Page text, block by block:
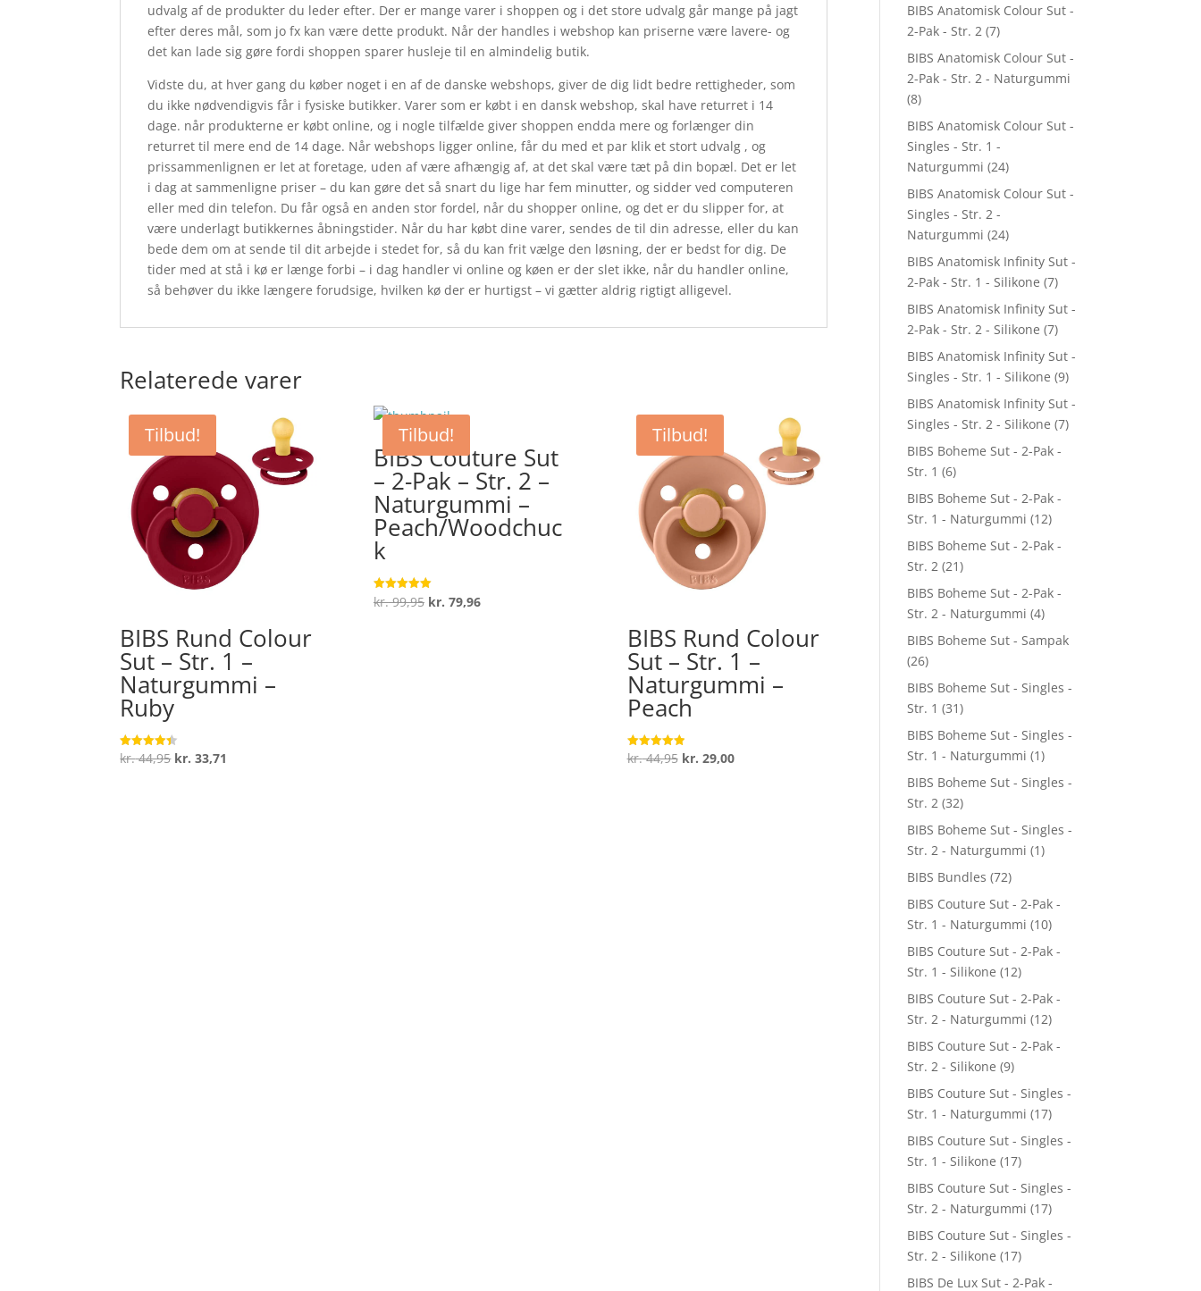
udvalg af de produkter du leder efter. Der er mange varer i shoppen og i det store udvalg går mange på jagt
efter deres mål, som jo fx kan være dette produkt. Når der handles i webshop kan priserne være lavere- og
det kan lade sig gøre fordi shoppen sparer husleje til en almindelig butik.
Vidste du, at hver gang du køber noget i en af de danske webshops, giver de dig lidt bedre rettigheder, som
du ikke nødvendigvis får i fysiske butikker. Varer som er købt i en dansk webshop, skal have returret i 14
dage. når produkterne er købt online, og i nogle tilfælde giver shoppen endda mere og forlænger din
returret til mere end de 14 dage. Når webshops ligger online, får du med et par klik et stort udvalg , og
prissammenlignen er let at foretage, uden af være afhængig af, at det skal være tæt på din bopæl. Det er let
i dag at sammenligne priser – du kan gøre det så snart du lige har fem minutter, og sidder ved computeren
eller med din telefon. Du får også en anden stor fordel, når du shopper online, og det er du slipper for, at
være underlagt butikkernes åbningstider. Når du har købt dine varer, sendes de til din adresse, eller du kan
bede dem om at sende til dit arbejde i stedet for, så du kan frit vælge den løsning, der er bedst for dig. De
tider med at stå i kø er længe forbi – i dag handler vi online og køen er der slet ikke, når du handler online,
så behøver du ikke længere forudsige, hvilken kø der er hurtigst – vi gætter aldrig rigtigt alligevel.
Relaterede varer
Tilbud!
BIBS Rund Colour
Sut – Str. 1 –
Naturgummi –
Ruby
Vurderet
4.4
kr.44,95 Den
kr. 33,71
Tilbud!
BIBS Couture Sut
– 2-Pak – Str. 2 –
Naturgummi –
Peach/Woodchuc
k
Vurderet
5
kr.99,95 Den
kr. 79,96Den
Tilbud!
BIBS Rund Colour
Sut – Str. 1 –
Naturgummi –
Peach
Vurderet
5
kr.44,95 Den
kr. 29,00Den
BIBS Anatomisk Colour Sut -
2-Pak - Str. 2 (7)
BIBS Anatomisk Colour Sut -
2-Pak - Str. 2 - Naturgummi
(8)
BIBS Anatomisk Colour Sut -
Singles - Str. 1 -
Naturgummi (24)
BIBS Anatomisk Colour Sut -
Singles - Str. 2 -
Naturgummi (24)
BIBS Anatomisk Infinity Sut -
2-Pak - Str. 1 - Silikone (7)
BIBS Anatomisk Infinity Sut -
2-Pak - Str. 2 - Silikone (7)
BIBS Anatomisk Infinity Sut -
Singles - Str. 1 - Silikone (9)
BIBS Anatomisk Infinity Sut -
Singles - Str. 2 - Silikone (7)
BIBS Boheme Sut - 2-Pak -
Str. 1 (6)
BIBS Boheme Sut - 2-Pak -
Str. 1 - Naturgummi (12)
BIBS Boheme Sut - 2-Pak -
Str. 2 (21)
BIBS Boheme Sut - 2-Pak -
Str. 2 - Naturgummi (4)
BIBS Boheme Sut - Sampak
(26)
BIBS Boheme Sut - Singles -
Str. 1 (31)
BIBS Boheme Sut - Singles -
Str. 1 - Naturgummi (1)
BIBS Boheme Sut - Singles -
Str. 2 (32)
BIBS Boheme Sut - Singles -
Str. 2 - Naturgummi (1)
BIBS Bundles (72)
BIBS Couture Sut - 2-Pak -
Str. 1 - Naturgummi (10)
BIBS Couture Sut - 2-Pak -
Str. 1 - Silikone (12)
BIBS Couture Sut - 2-Pak -
Str. 2 - Naturgummi (12)
BIBS Couture Sut - 2-Pak -
Str. 2 - Silikone (9)
BIBS Couture Sut - Singles -
Str. 1 - Naturgummi (17)
BIBS Couture Sut - Singles -
Str. 1 - Silikone (17)
BIBS Couture Sut - Singles -
Str. 2 - Naturgummi (17)
BIBS Couture Sut - Singles -
Str. 2 - Silikone (17)
BIBS De Lux Sut - 2-Pak -